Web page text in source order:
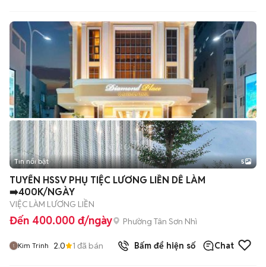
Tin nổi bật 5
TUYỂN HSSV PHỤ TIỆC LƯƠNG LIỀN DỄ LÀM
➡️400K/NGÀY
VIỆC LÀM LƯƠNG LIỀN
Đến 400.000 đ/ngày Phường Tân Sơn Nhì
Kim Trinh 2.0 1 đã bán Bấm để hiện số Chat